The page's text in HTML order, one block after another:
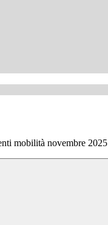
mobilità novembre 2025